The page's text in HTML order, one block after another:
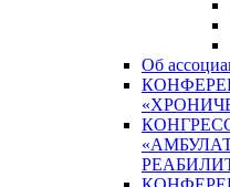
Об